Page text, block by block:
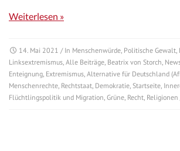
Weiterlesen »
14. Mai 2021 / In Menschenwürde Politische Gewalt
Linksextremismus Alle Beiträge Beatrix von Storch
Enteignung Extremismus Alternative für Deutschland
Menschenrechte Rechtstaat Demokratie Startseite
Flüchtlingspolitik und Migration Grüne Recht Religionen